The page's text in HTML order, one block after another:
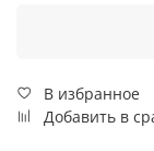
В избранное
Добавить в